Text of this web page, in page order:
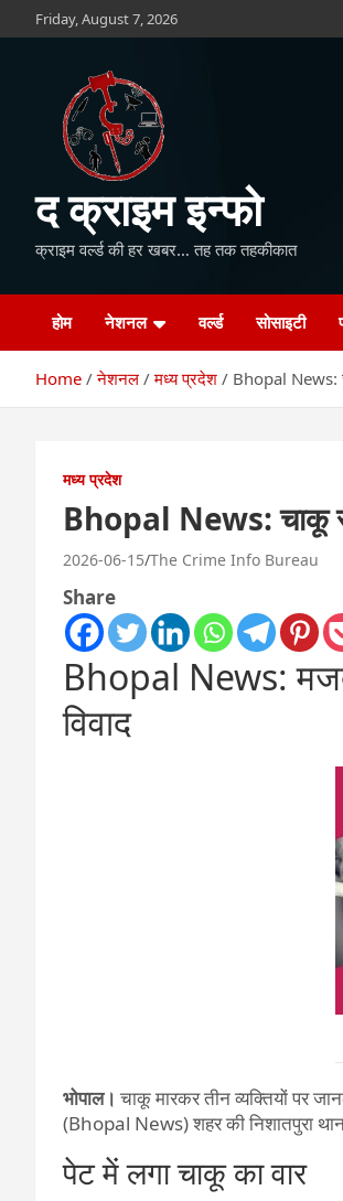
to
Friday, August 7, 2026
द क्राइम इन्फो
क्राइम वर्ल्ड की हर खबर… तह तक तहकीकात
होम नेशनल वर्ल्ड सोसाइटी
Home नेशनल मध्य प्रदेश Bhopal News:
मध्य प्रदेश
Bhopal News: चाकू से
2026-06-15 The Crime Info Bureau
Share
Bhopal News:
विवाद
भोपाल। चाकू मारकर तीन व्यक्तियों पर
(Bhopal News) शहर की निशातपुरा
पेट में लगा चाकू का वार